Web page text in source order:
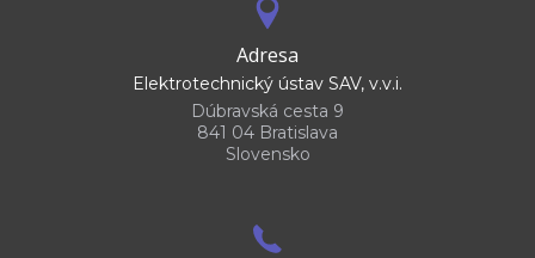
Adresa
Elektrotechnický ústav SAV, v.v.i.
Dúbravská cesta 9
841 04 Bratislava
Slovensko